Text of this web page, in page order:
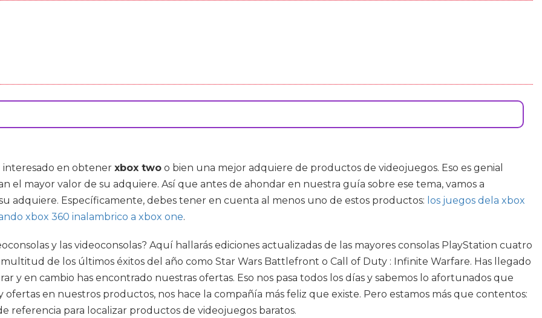
interesado en obtener xbox two o bien una mejor adquiere de productos de videojuegos. Eso es genial
mayor valor de su adquiere. Así que antes de ahondar en nuestra guía sobre ese tema, vamos a
adquiere. Específicamente, debes tener en cuenta al menos uno de estos productos: los juegos dela xbox
xbox 360 inalambrico a xbox one.
y las videoconsolas? Aquí hallarás ediciones actualizadas de las mayores consolas PlayStation cuatro
de los últimos éxitos del año como Star Wars Battlefront o Call of Duty : Infinite Warfare. Has llegado
y en cambio has encontrado nuestras ofertas. Eso nos pasa todos los días y sabemos lo afortunados que
en nuestros productos, nos hace la compañía más feliz que existe. Pero estamos más que contentos:
referencia para localizar productos de videojuegos baratos.